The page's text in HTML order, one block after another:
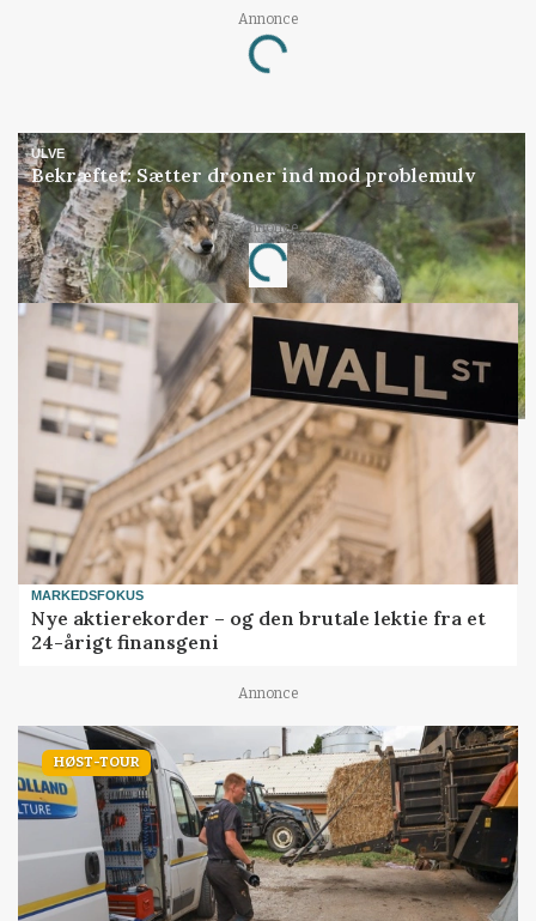
Annonce
Loading...
ULVE
Bekræftet: Sætter droner ind mod problemulv
Annonce
Loading...
MARKEDSFOKUS
Nye aktierekorder – og den brutale lektie fra et
24-årigt finansgeni
Annonce
HØST-TOUR